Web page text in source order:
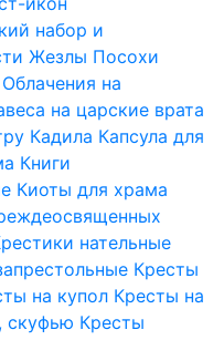
набор и
Жезлы Посохи
на
на царские врата
Кадила Капсула для
Книги
Киоты для храма
нательные
Кресты
на купол Кресты на
скуфью Кресты